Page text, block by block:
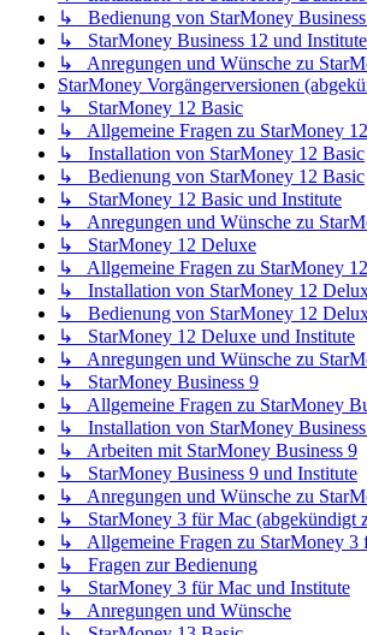
↳ Bedienung von StarMoney
↳ StarMoney Business 12 und Institute
↳ Anregungen und Wünsche zu
StarMoney Vorgängerversionen
↳ StarMoney 12 Basic
↳ Allgemeine Fragen zu StarMoney
↳ Installation von StarMoney 12 Basic
↳ Bedienung von StarMoney 12 Basic
↳ StarMoney 12 Basic und Institute
↳ Anregungen und Wünsche zu
↳ StarMoney 12 Deluxe
↳ Allgemeine Fragen zu StarMoney
↳ Installation von StarMoney 12
↳ Bedienung von StarMoney 12
↳ StarMoney 12 Deluxe und Institute
↳ Anregungen und Wünsche zu
↳ StarMoney Business 9
↳ Allgemeine Fragen zu StarMoney
↳ Installation von StarMoney
↳ Arbeiten mit StarMoney Business 9
↳ StarMoney Business 9 und Institute
↳ Anregungen und Wünsche zu
↳ StarMoney 3 für Mac (abgekündigt
↳ Allgemeine Fragen zu StarMoney 3
↳ Fragen zur Bedienung
↳ StarMoney 3 für Mac und Institute
↳ Anregungen und Wünsche